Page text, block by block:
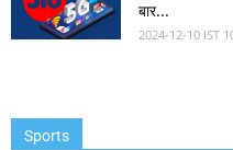
बार...
2024-12-10 IST
Sports